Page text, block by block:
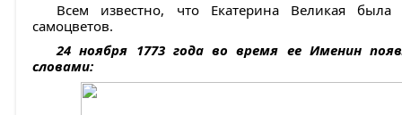
Всем известно, что Екатерина Великая была
самоцветов.
24 ноября 1773 года во время ее Именин
словами: